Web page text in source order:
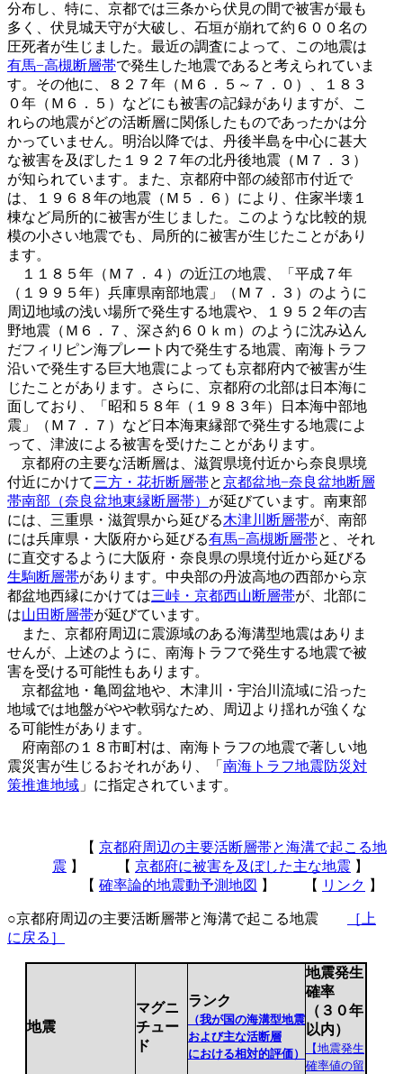
分布し、特に、京都では三条から伏見の間で被害が最も
多く、伏見城天守が大破し、石垣が崩れて約６００名の
圧死者が生じました。最近の調査によって、この地震は
有馬−高槻断層帯で発生した地震であると考えられていま
す。その他に、８２７年（Ｍ６．５～７．０）、１８３
０年（Ｍ６．５）などにも被害の記録がありますが、こ
れらの地震がどの活断層に関係したものであったかは分
かっていません。明治以降では、丹後半島を中心に甚大
な被害を及ぼした１９２７年の北丹後地震（Ｍ７．３）
が知られています。また、京都府中部の綾部市付近で
は、１９６８年の地震（Ｍ５．６）により、住家半壊１
棟など局所的に被害が生じました。このような比較的規
模の小さい地震でも、局所的に被害が生じたことがあり
ます。
１１８５年（Ｍ７．４）の近江の地震、「平成７年
（１９９５年）兵庫県南部地震」（Ｍ７．３）のように
周辺地域の浅い場所で発生する地震や、１９５２年の吉
野地震（Ｍ６．７、深さ約６０ｋｍ）のように沈み込ん
だフィリピン海プレート内で発生する地震、南海トラフ
沿いで発生する巨大地震によっても京都府内で被害が生
じたことがあります。さらに、京都府の北部は日本海に
面しており、「昭和５８年（１９８３年）日本海中部地
震」（Ｍ７．７）など日本海東縁部で発生する地震によ
って、津波による被害を受けたことがあります。
京都府の主要な活断層は、滋賀県境付近から奈良県境
付近にかけて三方・花折断層帯と京都盆地−奈良盆地断層
帯南部（奈良盆地東縁断層帯） が延びています。南東部
には、三重県・滋賀県から延びる木津川断層帯が、南部
には兵庫県・大阪府から延びる有馬−高槻断層帯と、それ
に直交するように大阪府・奈良県の県境付近から延びる
生駒断層帯があります。中央部の丹波高地の西部から京
都盆地西縁にかけては三峠・京都西山断層帯が、北部に
は山田断層帯が延びています。
また、京都府周辺に震源域のある海溝型地震はありま
せんが、上述のように、南海トラフで発生する地震で被
害を受ける可能性もあります。
京都盆地・亀岡盆地や、木津川・宇治川流域に沿った
地域では地盤がやや軟弱なため、周辺より揺れが強くな
る可能性があります。
府南部の１８市町村は、南海トラフの地震で著しい地
震災害が生じるおそれがあり、「 南海トラフ地震防災対
策推進地域 」に指定されています。
【 京都府周辺の主要活断層帯と海溝で起こる地
震 】 【 京都府に被害を及ぼした主な地震 】
【 確率論的地震動予測地図 】 【 リンク 】
○京都府周辺の主要活断層帯と海溝で起こる地震
［上
に戻る］
地震
マグニ
チュー
ド
ランク
（我が国の海溝型地震
および主な活断層
における相対的評価）
地震発生
確率
（３０年
以内）
【地震発生
確率値の留